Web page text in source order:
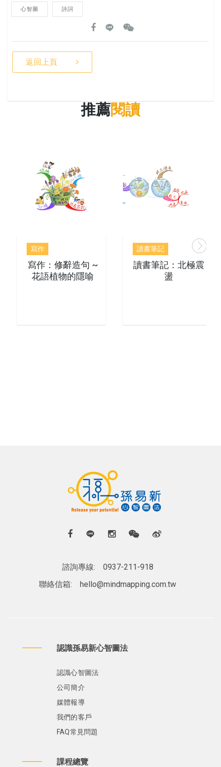
心智圖 詩詞
返回上頁
推薦閱讀
寫作
寫作：修辭造句 ~
花語植物的隱喻
讀書筆記
讀書筆記：北極震
盪
諮詢專線:
0937-211-918
聯絡信箱:
hello@mindmapping.com.tw
認識孫易新心智圖法
認識心智圖法
公司簡介
媒體報導
我們的客戶
FAQ常見問題
課程總覽